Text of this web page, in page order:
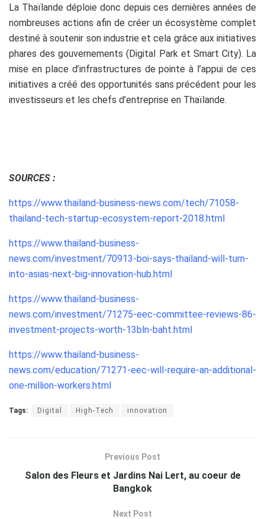
La Thaïlande déploie donc depuis ces dernières années de
nombreuses actions afin de créer un écosystème complet
destiné à soutenir son industrie et cela grâce aux initiatives
phares des gouvernements (Digital Park et Smart City). La
mise en place d’infrastructures de pointe à l’appui de ces
initiatives a créé des opportunités sans précédent pour les
investisseurs et les chefs d’entreprise en Thaïlande.
SOURCES :
https://www.thailand-business-news.com/tech/71058-
thailand-tech-startup-ecosystem-report-2018.html
https://www.thailand-business-
news.com/investment/70913-boi-says-thailand-will-turn-
into-asias-next-big-innovation-hub.html
https://www.thailand-business-
news.com/investment/71275-eec-committee-reviews-86-
investment-projects-worth-13bln-baht.html
https://www.thailand-business-
news.com/education/71271-eec-will-require-an-additional-
one-million-workers.html
Tags: Digital High-Tech innovation
Previous Post
Salon des Fleurs et Jardins Nai Lert, au coeur de
Bangkok
Next Post